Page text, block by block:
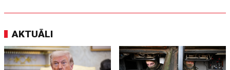
AKTUĀLI